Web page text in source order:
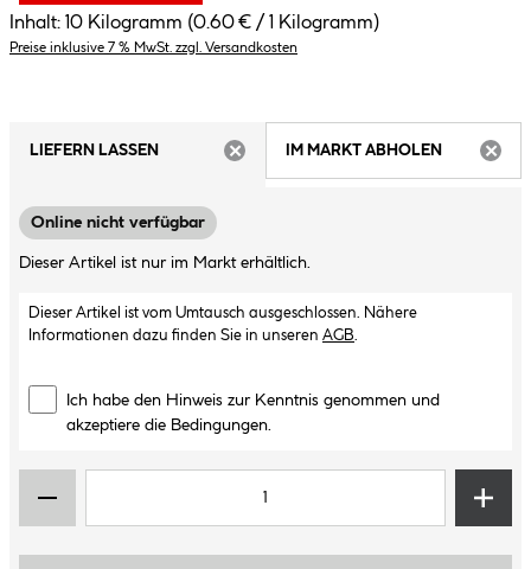
Inhalt: 10 Kilogramm (0.60 € / 1 Kilogramm)
Preise inklusive 7 % MwSt. zzgl. Versandkosten
LIEFERN LASSEN
IM MARKT ABHOLEN
Online nicht verfügbar
Dieser Artikel ist nur im Markt erhältlich.
Dieser Artikel ist vom Umtausch ausgeschlossen. Nähere
Informationen dazu finden Sie in unseren AGB
Ich habe den Hinweis zur Kenntnis genommen und
akzeptiere die Bedingungen.